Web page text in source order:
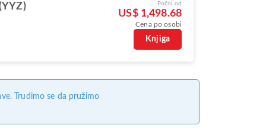
Počni od
US$ 1,498.68
Cena po osobi
Knjiga
Trudimo se da pružimo